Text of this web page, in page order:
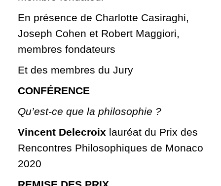
En présence de Charlotte Casiraghi,
Joseph Cohen et Robert Maggiori,
membres fondateurs
Et des membres du Jury
CONFÉRENCE
Qu’est-ce que la philosophie ?
Vincent Delecroix lauréat du Prix des
Rencontres Philosophiques de Monaco
2020